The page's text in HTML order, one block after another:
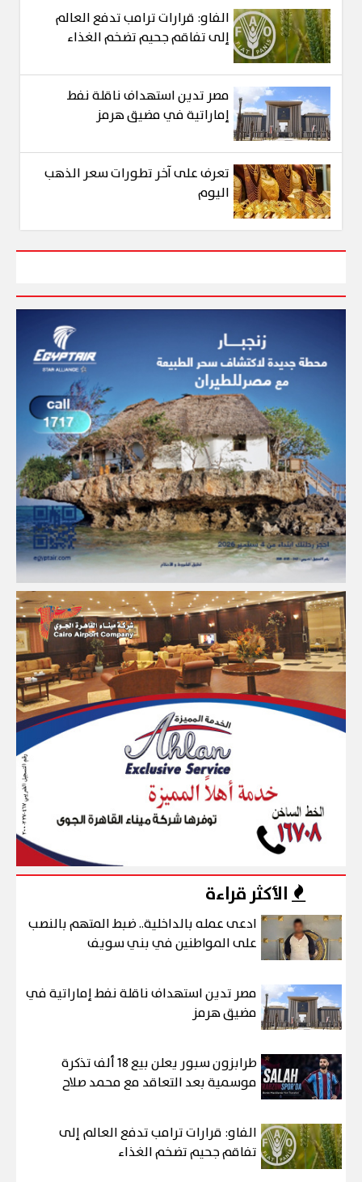
الفاو: قرارات ترامب تدفع العالم
إلى تفاقم جحيم تضخم الغذاء
مصر تدين استهداف ناقلة نفط
إماراتية في مضيق هرمز
تعرف على آخر تطورات سعر الذهب
اليوم
الأكثر قراءة
ادعى عمله بالداخلية.. ضبط المتهم بالنصب
على المواطنين في بني سويف
مصر تدين استهداف ناقلة نفط إماراتية في
مضيق هرمز
طرابزون سبور يعلن بيع 18 ألف تذكرة
موسمية بعد التعاقد مع محمد صلاح
الفاو: قرارات ترامب تدفع العالم إلى
تفاقم جحيم تضخم الغذاء